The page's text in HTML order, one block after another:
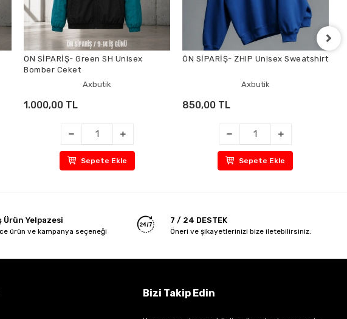
ÖN SİPARİŞ- Green SH Unisex
Bomber Ceket
Axbutik
1.000,00 TL
Sepete Ekle
ÖN SİPARİŞ- ZHIP Unisex Sweatshirt
Axbutik
850,00 TL
Sepete Ekle
Ürün Yelpazesi
ürün ve kampanya seçeneği
7 / 24 DESTEK
Öneri ve şikayetlerinizi bize iletebilirsiniz.
Bizi Takip Edin